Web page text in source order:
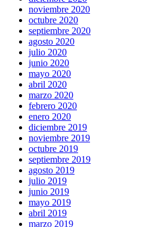
noviembre 2020
octubre 2020
septiembre 2020
agosto 2020
julio 2020
junio 2020
mayo 2020
abril 2020
marzo 2020
febrero 2020
enero 2020
diciembre 2019
noviembre 2019
octubre 2019
septiembre 2019
agosto 2019
julio 2019
junio 2019
mayo 2019
abril 2019
marzo 2019